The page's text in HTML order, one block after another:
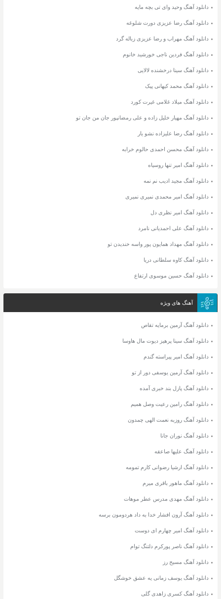
دانلود آهنگ وحید وای تی بچه مایه
دانلود آهنگ رضا عزیزی دورت شلوغه
دانلود آهنگ مهراب و رضا عزیزی زباله گرد
دانلود آهنگ فردین ناجی خورشید خانوم
دانلود آهنگ سینا درخشنده لالایی
دانلود آهنگ محمد کیهانی پیک
دانلود آهنگ میلاد غلامی غیرت کورد
دانلود آهنگ مهیار خلیل زاده و علی رمضانپور جان من جان تو
دانلود آهنگ رضا علیزاده نشو یار
دانلود آهنگ محسن احمدی حالوم خرابه
دانلود آهنگ امیر تنها روسیاه
دانلود آهنگ مجید ادیب نم نمه
دانلود آهنگ امیر محمدی نمیری نمیری
دانلود آهنگ امیر نظری دل
دانلود آهنگ علی احمدیانی نامرد
دانلود آهنگ مهداد همایون پور واسه خندیدن تو
دانلود آهنگ کاوه سلطانی دریا
دانلود آهنگ حسین موسوی ارتفاع
آهنگ های ویژه
دانلود آهنگ آرمین برمایه تقاص
دانلود آهنگ سینا پرهیز دیوت مال هاوسا
دانلود آهنگ امیر پیراسته گندم
دانلود آهنگ آرمین یوسفی دور از تو
دانلود آهنگ پازل بند خبری آمده
دانلود آهنگ رامین رعیت وصل همیم
دانلود آهنگ روزبه نعمت الهی چمدون
دانلود آهنگ نوران جانا
دانلود آهنگ علیها صاعقه
دانلود آهنگ ارشیا رضوانی کارم تمومه
دانلود آهنگ ماهور باقری میرم
دانلود آهنگ مهدی مدرس عطر موهات
دانلود آهنگ آرون افشار خدا به داد هردومون برسه
دانلود آهنگ امیر چهارم ای دوست
دانلود آهنگ ناصر پورکرم دلتنگ توام
دانلود آهنگ مسیح رز
دانلود آهنگ یوسف زمانی یه عشق خوشگل
دانلود آهنگ کسری زاهدی گلی